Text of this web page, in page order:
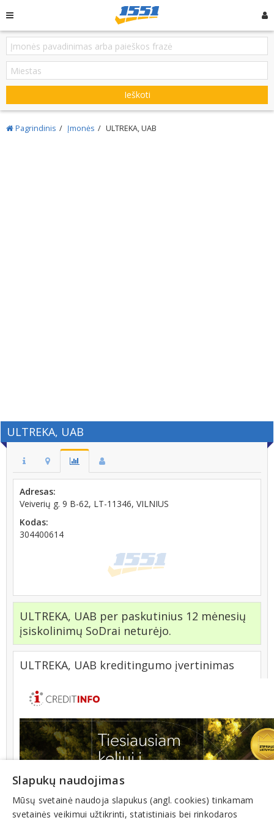
Ieškoti
Pagrindinis Įmonės ULTREKA, UAB
ULTREKA, UAB
Adresas:
Veiverių g. 9 B-62, LT-11346, VILNIUS
Kodas:
304400614
ULTREKA, UAB per paskutinius 12 mėnesių
įsiskolinimų SoDrai neturėjo.
ULTREKA, UAB kreditingumo įvertinimas
Slapukų naudojimas
Mūsų svetainė naudoja slapukus (angl. cookies) tinkamam
svetainės veikimui užtikrinti, statistiniais bei rinkodaros